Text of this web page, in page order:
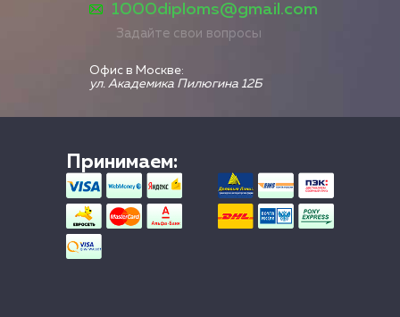
1000diploms@gmail.com
Задайте свои вопросы
Офис в Москве:
ул. Академика Пилюгина 12Б
Принимаем: